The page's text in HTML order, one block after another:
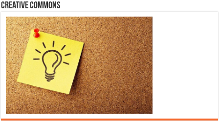
Creative Commons